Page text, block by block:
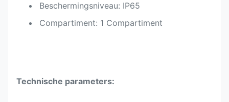
Beschermingsniveau: IP65
Compartiment: 1 Compartiment
Technische parameters: